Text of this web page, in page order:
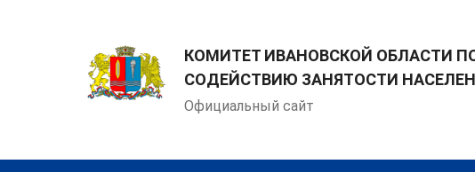
КОМИТЕТ ИВАНОВСКОЙ ОБЛАСТИ
СОДЕЙСТВИЮ ЗАНЯТОСТИ
Официальный сайт